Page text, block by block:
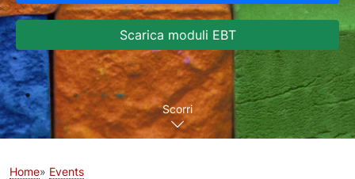
Scarica moduli EBT
Scorri
Home Events